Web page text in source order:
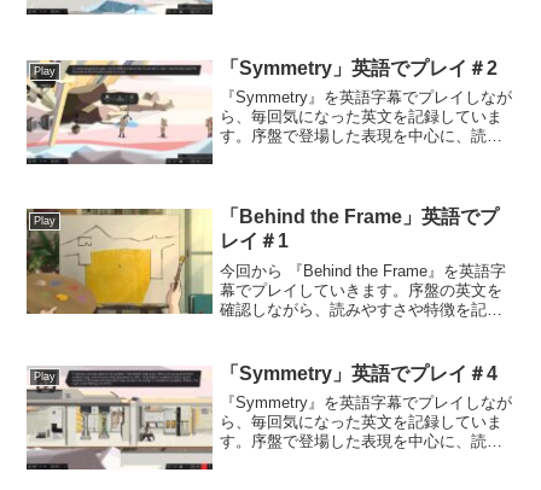
に使...
Play 「Symmetry」英語でプレイ＃2
『Symmetry』を英語字幕でプレイしなが
ら、毎回気になった英文を記録していま
す。序盤で登場した表現を中心に、読み
いのかわかりませ...
Play
「Behind the Frame」英語でプ
レイ＃1
今回から 『Behind the Frame』を英語字
幕でプレイしていきます。序盤の英文を
確認しながら、読みやすさや特徴を記録
ので判断しづらい...
Play 「Symmetry」英語でプレイ＃4
『Symmetry』を英語字幕でプレイしなが
ら、毎回気になった英文を記録していま
す。序盤で登場した表現を中心に、読み